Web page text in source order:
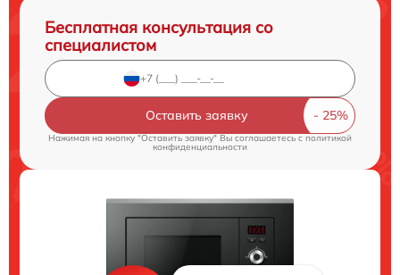
Бесплатная консультация со
специалистом
Оставить заявку
Нажимая на кнопку "Оставить заявку" Вы соглашаетесь cполитикой
конфиденциальности